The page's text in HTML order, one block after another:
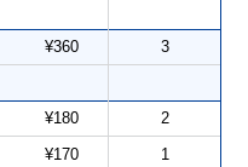
¥360 3
¥180 2
¥170 1